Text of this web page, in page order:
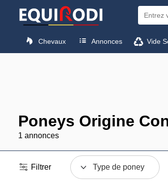
Chevaux Annonces Vide
Poneys Origine
1 annonces
Filtrer Type de poney